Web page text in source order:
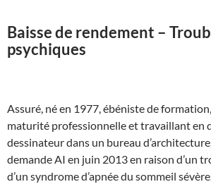
Baisse de rendement –
psychiques
Assuré, né en 1977, ébéniste de
maturité professionnelle et travaillant en
dessinateur dans un bureau
demande AI en juin 2013 en raison d’un
d’un syndrome d’apnée du sommeil